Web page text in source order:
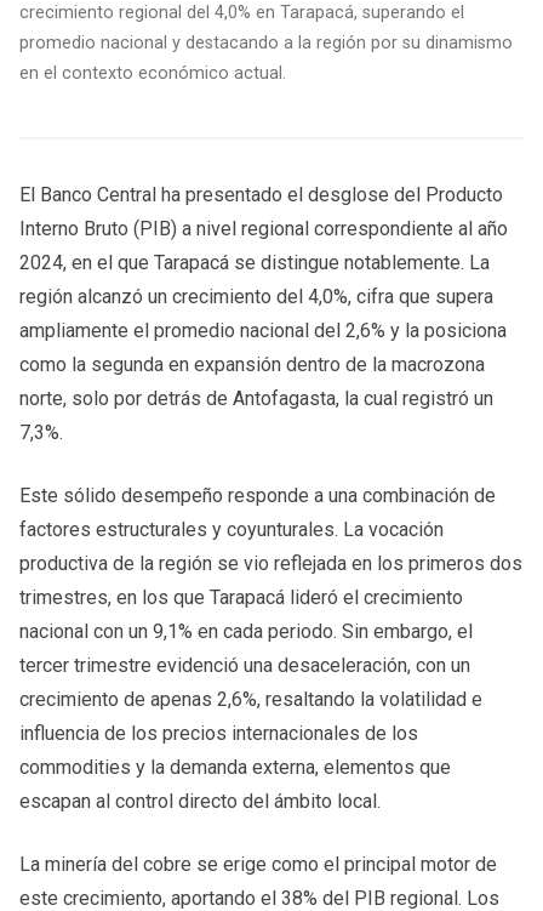
crecimiento regional del 4,0% en Tarapacá, superando el
promedio nacional y destacando a la región por su dinamismo
en el contexto económico actual.
El Banco Central ha presentado el desglose del Producto
Interno Bruto (PIB) a nivel regional correspondiente al año
2024, en el que Tarapacá se distingue notablemente. La
región alcanzó un crecimiento del 4,0%, cifra que supera
ampliamente el promedio nacional del 2,6% y la posiciona
como la segunda en expansión dentro de la macrozona
norte, solo por detrás de Antofagasta, la cual registró un
7,3%.
Este sólido desempeño responde a una combinación de
factores estructurales y coyunturales. La vocación
productiva de la región se vio reflejada en los primeros dos
trimestres, en los que Tarapacá lideró el crecimiento
nacional con un 9,1% en cada periodo. Sin embargo, el
tercer trimestre evidenció una desaceleración, con un
crecimiento de apenas 2,6%, resaltando la volatilidad e
influencia de los precios internacionales de los
commodities y la demanda externa, elementos que
escapan al control directo del ámbito local.
La minería del cobre se erige como el principal motor de
este crecimiento, aportando el 38% del PIB regional. Los